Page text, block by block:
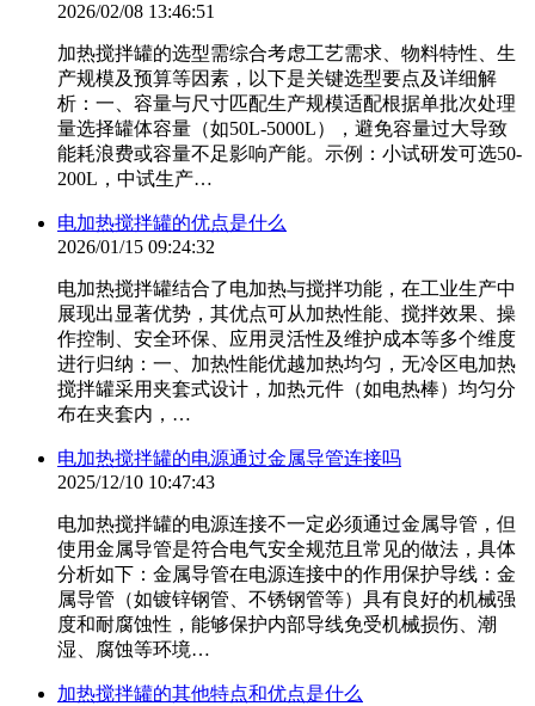
2026/02/08 13:46:51
加热搅拌罐的选型需综合考虑工艺需求、物料特性、生
产规模及预算等因素，以下是关键选型要点及详细解
析：一、容量与尺寸匹配生产规模适配根据单批次处理
量选择罐体容量（如50L-5000L），避免容量过大导致
能耗浪费或容量不足影响产能。示例：小试研发可选50-
200L，中试生产…
电加热搅拌罐的优点是什么
2026/01/15 09:24:32
电加热搅拌罐结合了电加热与搅拌功能，在工业生产中
展现出显著优势，其优点可从加热性能、搅拌效果、操
作控制、安全环保、应用灵活性及维护成本等多个维度
进行归纳：一、加热性能优越加热均匀，无冷区电加热
搅拌罐采用夹套式设计，加热元件（如电热棒）均匀分
布在夹套内，…
电加热搅拌罐的电源通过金属导管连接吗
2025/12/10 10:47:43
电加热搅拌罐的电源连接不一定必须通过金属导管，但
使用金属导管是符合电气安全规范且常见的做法，具体
分析如下：金属导管在电源连接中的作用保护导线：金
属导管（如镀锌钢管、不锈钢管等）具有良好的机械强
度和耐腐蚀性，能够保护内部导线免受机械损伤、潮
湿、腐蚀等环境…
加热搅拌罐的其他特点和优点是什么